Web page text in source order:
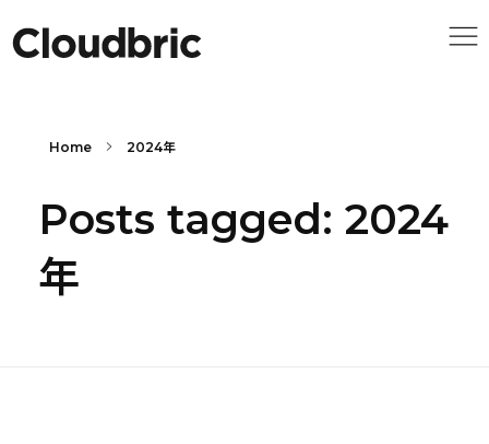
Home 2024年
Posts tagged: 2024
年